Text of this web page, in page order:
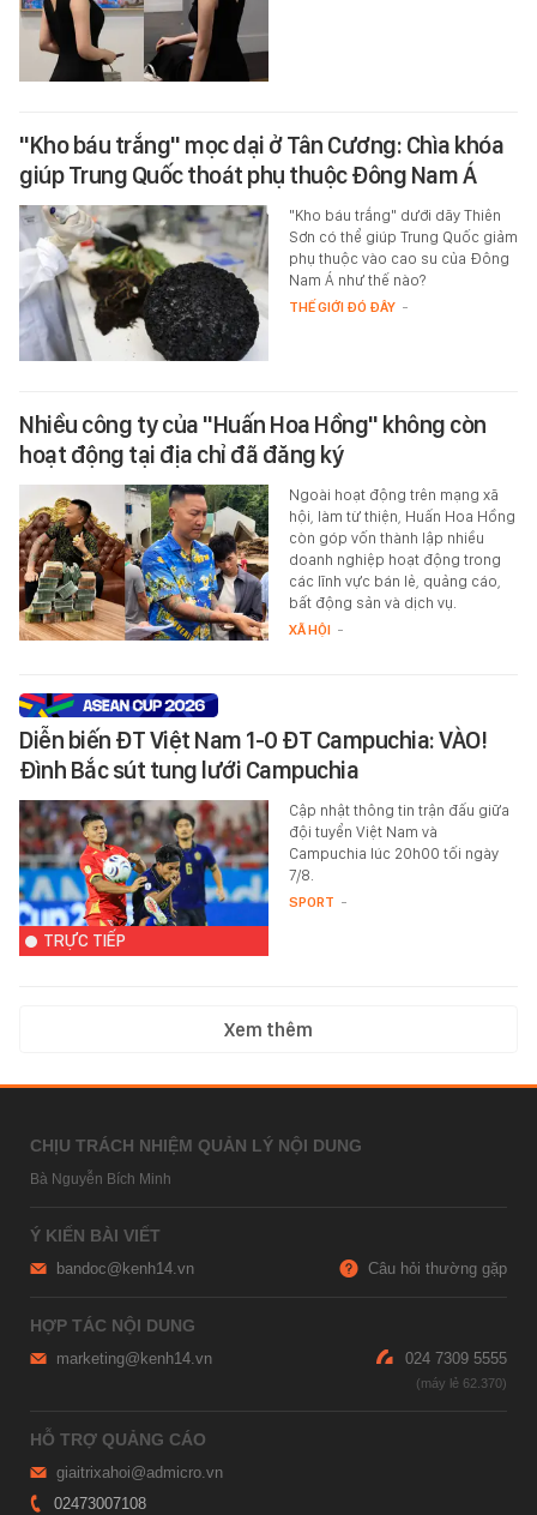
"Kho báu trắng" mọc dại ở Tân Cương: Chìa khóa
giúp Trung Quốc thoát phụ thuộc Đông Nam Á
"Kho báu trắng" dưới dãy Thiên
Sơn có thể giúp Trung Quốc giảm
phụ thuộc vào cao su của Đông
Nam Á như thế nào?
THẾ GIỚI ĐÓ ĐÂY -
Nhiều công ty của "Huấn Hoa Hồng" không còn
hoạt động tại địa chỉ đã đăng ký
Ngoài hoạt động trên mạng xã
hội, làm từ thiện, Huấn Hoa Hồng
còn góp vốn thành lập nhiều
doanh nghiệp hoạt động trong
các lĩnh vực bán lẻ, quảng cáo,
bất động sản và dịch vụ.
XÃ HỘI -
Diễn biến ĐT Việt Nam 1-0 ĐT Campuchia: VÀO!
Đình Bắc sút tung lưới Campuchia
TRỰC TIẾP
Cập nhật thông tin trận đấu giữa
đội tuyển Việt Nam và
Campuchia lúc 20h00 tối ngày
7/8.
SPORT -
Xem thêm
CHỊU TRÁCH NHIỆM QUẢN LÝ NỘI DUNG
Bà Nguyễn Bích Minh
Ý KIẾN BÀI VIẾT
bandoc@kenh14.vn Câu hỏi thường gặp
HỢP TÁC NỘI DUNG
marketing@kenh14.vn 024 7309 5555
HỖ TRỢ QUẢNG CÁO
giaitrixahoi@admicro.vn
02473007108